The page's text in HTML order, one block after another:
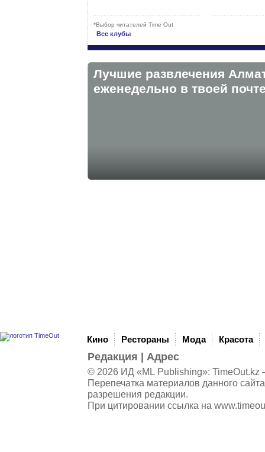
*Выбор читателей Time Out
Все клубы
Лучшие развлечения
eженедельно в твоей
Кино Рестораны Мода Красота
Редакция Адрес
© 2026 ИД «ML Publishing»: TimeOut.kz
Перепечатка материалов данного
разрешения редакции.
При цитировании ссылка на